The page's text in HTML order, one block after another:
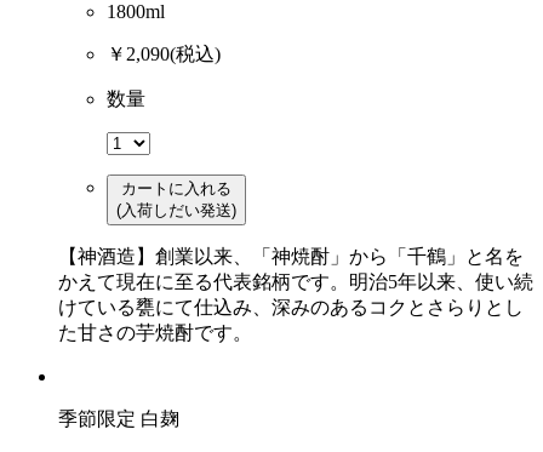
1800ml
￥2,090(税込)
数量
カートに入れる
(入荷しだい発送)
【神酒造】創業以来、「神焼酎」から「千鶴」と名を
かえて現在に至る代表銘柄です。明治5年以来、使い続
けている甕にて仕込み、深みのあるコクとさらりとし
た甘さの芋焼酎です。
季節限定 白麹